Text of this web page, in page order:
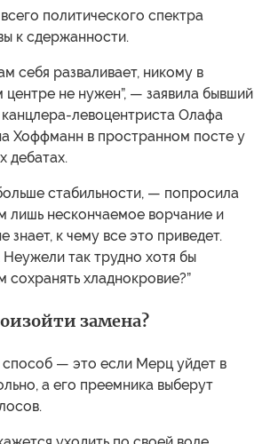
политического спектра
к сдержанности.
себя разваливает, никому в
не нужен”, — заявила бывший
левоцентриста Олафа
Хоффманн в пространном посте у
дебатах.
стабильности, — попросила
нескончаемое ворчание и
знает, к чему все это приведет.
так трудно хотя бы
сохранять хладнокровие?”
замена?
— это если Мерц уйдет в
а его преемника выберут